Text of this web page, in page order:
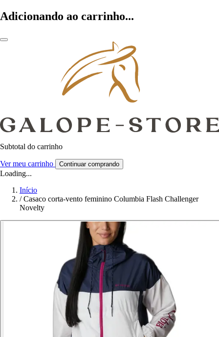
Adicionando ao carrinho...
Subtotal do carrinho
Ver meu carrinho Continuar comprando
Loading...
Início
/ Casaco corta-vento feminino Columbia Flash Challenger
Novelty